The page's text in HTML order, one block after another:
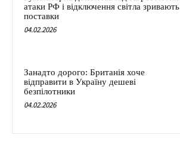
атаки РФ і відключення світла зривають
поставки
04.02.2026
Занадто дорого: Британія хоче
відправити в Україну дешеві
безпілотники
04.02.2026